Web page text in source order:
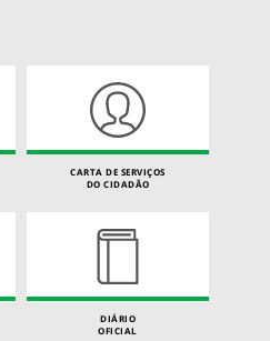
CARTA DE SERVIÇOS
DO CIDADÃO
DIÁRIO
OFICIAL